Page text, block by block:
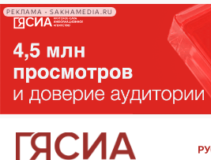
РЕКЛАМА • SAKHAMEDIA.RU